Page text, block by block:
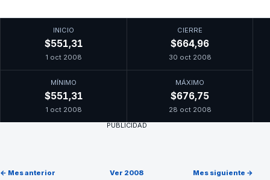
INICIO
$551,31
1 oct 2008
CIERRE
$664,96
30 oct 2008
MÍNIMO
$551,31
1 oct 2008
MÁXIMO
$676,75
28 oct 2008
PUBLICIDAD
← Mes anterior Ver 2008 Mes siguiente →